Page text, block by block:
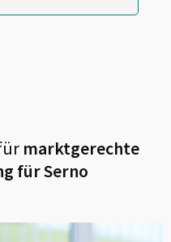
marktgerechte
fürSerno